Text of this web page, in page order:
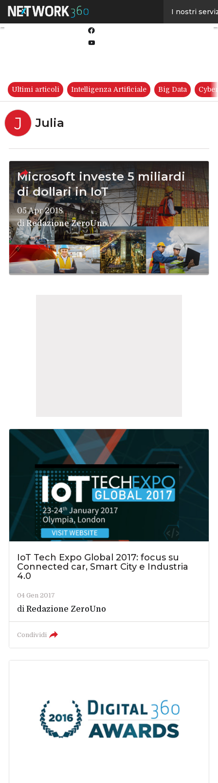
I nostri
Ultimi articoli Intelligenza Artificiale Big Data
J Julia
Microsoft investe 5 miliardi
di dollari in IoT
05 Apr 2018
di Redazione ZeroUno
IoT Tech Expo Global 2017: focus su
Connected car, Smart City e Industria
4.0
04 Gen 2017
diRedazione ZeroUno
Condividi